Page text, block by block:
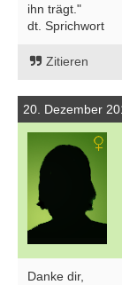
ihn trägt."
dt. Sprichwort
Zitieren
20. Dezember
Danke dir,